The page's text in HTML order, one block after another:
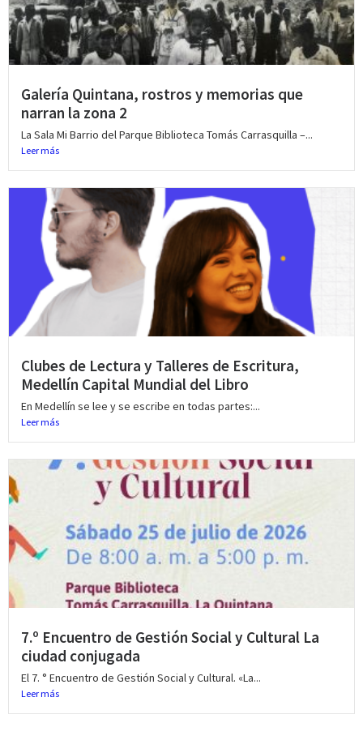
Galería Quintana, rostros y memorias que
narran la zona 2
La Sala Mi Barrio del Parque Biblioteca Tomás Carrasquilla –...
Leer más
Clubes de Lectura y Talleres de Escritura,
Medellín Capital Mundial del Libro
En Medellín se lee y se escribe en todas partes:...
Leer más
7.º Encuentro de Gestión Social y Cultural La
ciudad conjugada
El 7. ° Encuentro de Gestión Social y Cultural. «La...
Leer más